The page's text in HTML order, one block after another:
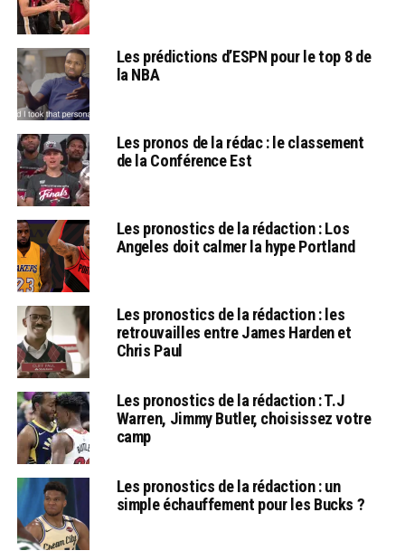
Les prédictions d’ESPN pour le top 8 de
la NBA
Les pronos de la rédac : le classement
de la Conférence Est
Les pronostics de la rédaction : Los
Angeles doit calmer la hype Portland
Les pronostics de la rédaction : les
retrouvailles entre James Harden et
Chris Paul
Les pronostics de la rédaction : T.J
Warren, Jimmy Butler, choisissez votre
camp
Les pronostics de la rédaction : un
simple échauffement pour les Bucks ?